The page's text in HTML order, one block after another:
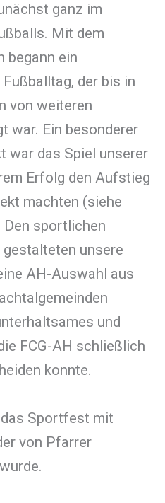
ganz im
Mit dem
begann ein
der bis in
von weiteren
war. Ein besonderer
war das Spiel unserer
Erfolg den Aufstieg
machten (siehe
Den sportlichen
unsere
AH-Auswahl aus
und
FCG-AH schließlich
konnte.
Sportfest mit
von Pfarrer